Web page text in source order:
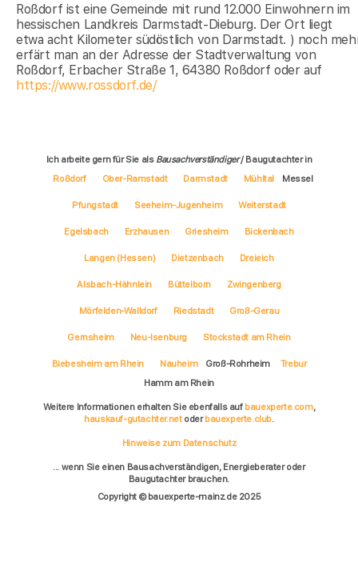
Roßdorf ist eine Gemeinde mit rund 12.000 Einwohnern im
hessischen Landkreis Darmstadt-Dieburg. Der Ort liegt
etwa acht Kilometer südöstlich von Darmstadt. ) noch
erfärt man an der Adresse der Stadtverwaltung von
Roßdorf, Erbacher Straße 1, 64380 Roßdorf oder auf
https://www.rossdorf.de/
Ich arbeite gern für Sie als Bausachverständiger/ Baugutachter in
Roßdorf
Ober-Ramstadt Darmstadt Mühltal Messel
Pfungstadt Seeheim-Jugenheim Weiterstadt
Egelsbach Erzhausen Griesheim Bickenbach
Langen (Hessen) Dietzenbach Dreieich
Alsbach-Hähnlein Büttelborn Zwingenberg
Mörfelden-Walldorf Riedstadt Groß-Gerau
Gernsheim Neu-Isenburg Stockstadt am Rhein
Biebesheim am Rhein Nauheim Groß-Rohrheim
Trebur
Hamm am Rhein
Weitere Informationen erhalten Sie ebenfalls auf bauexperte.com,
hauskauf-gutachter.netoderbauexperte.club.
Hinweise zum Datenschutz
... wenn Sie einen Bausachverständigen, Energieberater oder
Baugutachter brauchen.
Copyright © bauexperte-mainz.de 2025